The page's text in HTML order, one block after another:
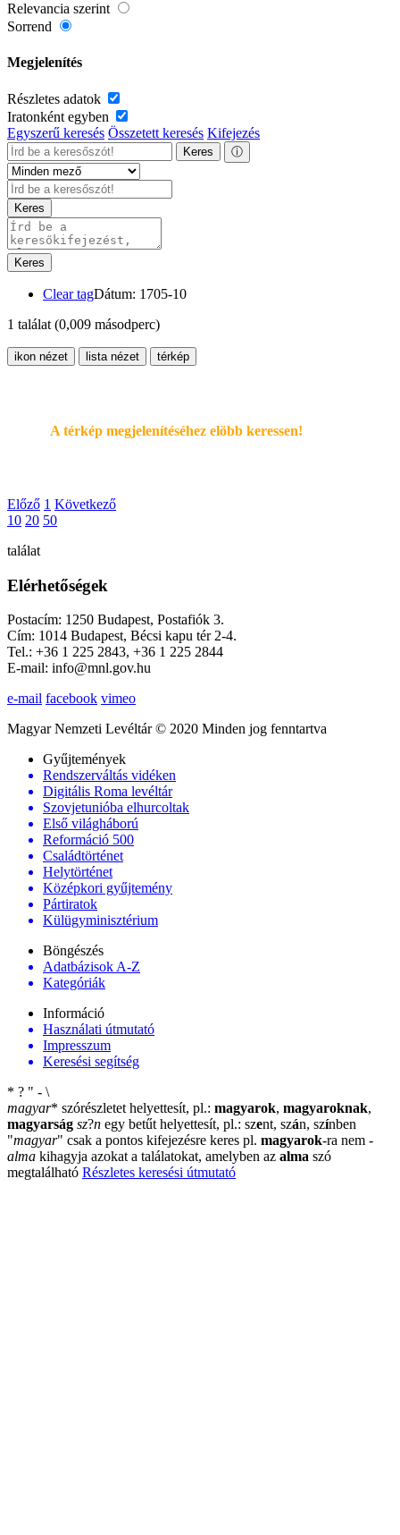
Relevancia szerint
Sorrend
Megjelenítés
Részletes adatok
Iratonként egyben
Egyszerű keresés Összetett keresés Kifejezés
Keres ⓘ
Keres
Keres
Clear tagDátum: 1705-10
1 találat (0,009 másodperc)
ikon nézet lista nézet térkép
A térkép megjelenítéséhez elöbb keressen!
Előző 1 Következő
10 20 50
találat
Elérhetőségek
Postacím: 1250 Budapest, Postafiók 3.
Cím: 1014 Budapest, Bécsi kapu tér 2-4.
Tel.: +36 1 225 2843, +36 1 225 2844
E-mail: info@mnl.gov.hu
e-mail facebook vimeo
Magyar Nemzeti Levéltár © 2020 Minden jog fenntartva
Gyűjtemények
Rendszerváltás vidéken
Digitális Roma levéltár
Szovjetunióba elhurcoltak
Első világháború
Reformáció 500
Családtörténet
Helytörténet
Középkori gyűjtemény
Pártiratok
Külügyminisztérium
Böngészés
Adatbázisok A-Z
Kategóriák
Információ
Használati útmutató
Impresszum
Keresési segítség
* ? " - \
magyar* szórészletet helyettesít, pl.: magyarok, magyaroknak,
magyarság sz?n egy betűt helyettesít, pl.: szent, szán, színben
"magyar" csak a pontos kifejezésre keres pl. magyarok-ra nem -
alma kihagyja azokat a találatokat, amelyben az alma szó
megtalálható Részletes keresési útmutató